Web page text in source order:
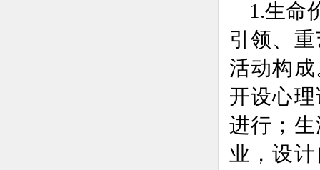
1.生命
引领、
活动构
开设心
进行；
业，设